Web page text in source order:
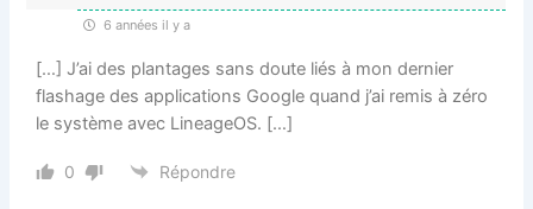
6 années il y a
[…] J’ai des plantages sans doute liés à mon dernier
flashage des applications Google quand j’ai remis à zéro
le système avec LineageOS. […]
0 Répondre